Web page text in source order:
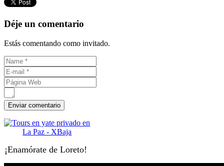
Déje un comentario
Estás comentando como invitado.
¡Enamórate de Loreto!